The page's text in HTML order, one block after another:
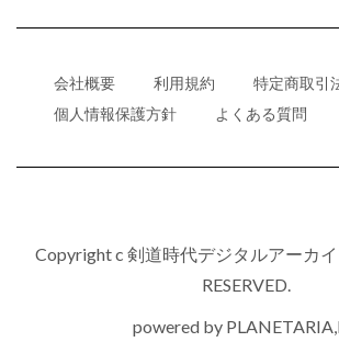
会社概要 利用規約
特定商取引
個人情報保護方針
よくある質問
Copyright c 剣道時代デジタルアーカ
RESERVED.
powered by